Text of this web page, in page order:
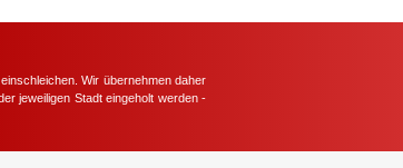
Wir übernehmen daher
jeweiligen Stadt eingeholt werden -